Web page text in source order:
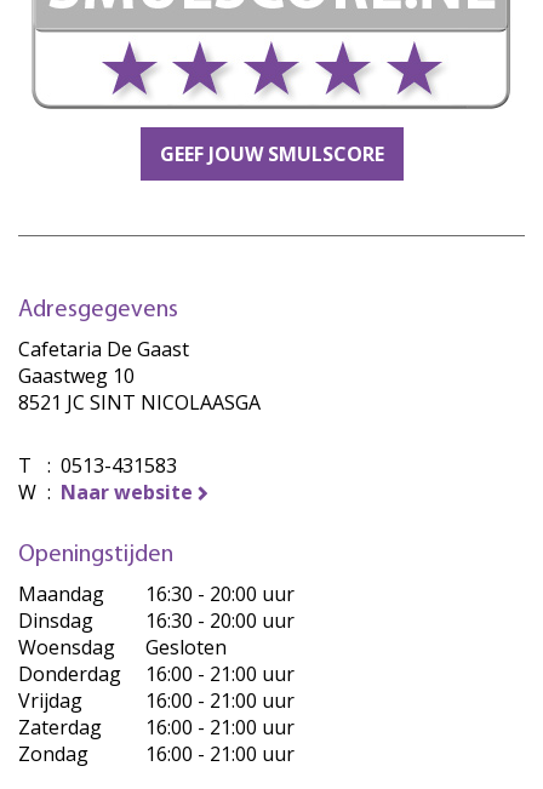
GEEF JOUW SMULSCORE
Adresgegevens
Cafetaria De Gaast
Gaastweg 10
8521 JC SINT NICOLAASGA
T : 0513-431583
W : Naar website
Openingstijden
Maandag
16:30 - 20:00 uur
Dinsdag
16:30 - 20:00 uur
Woensdag
Gesloten
Donderdag
16:00 - 21:00 uur
Vrijdag
16:00 - 21:00 uur
Zaterdag
16:00 - 21:00 uur
Zondag
16:00 - 21:00 uur